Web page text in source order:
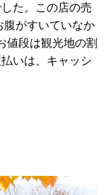
た。この店の売
腹がすいていなか
値段は観光地の割
いは、キャッシ